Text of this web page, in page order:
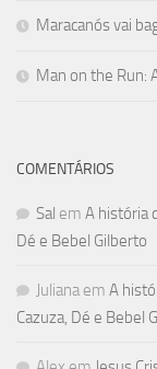
Maracanós vai
Man on the Run:
COMENTÁRIOS
Sal em A história
Dé e Bebel Gilberto
Juliana em A
Cazuza, Dé e Bebel